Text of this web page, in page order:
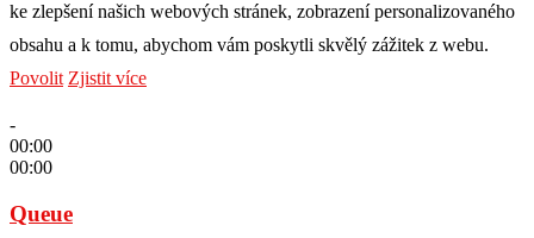
ke zlepšení našich webových stránek, zobrazení personalizovaného
obsahu a k tomu, abychom vám poskytli skvělý zážitek z webu.
Povolit Zjistit více
-
00:00
00:00
Queue